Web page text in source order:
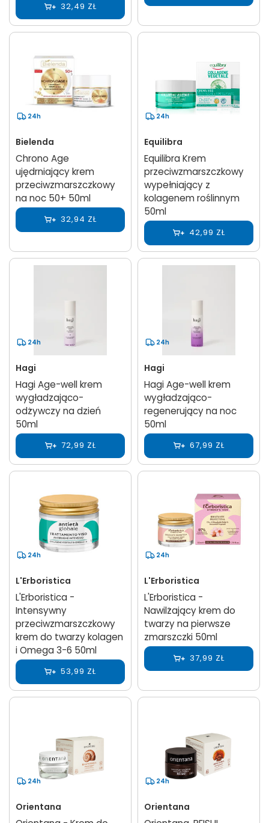
32,49 ZŁ
24h
Bielenda
Chrono Age
ujędrniający krem
przeciwzmarszczkowy
na noc 50+ 50ml
32,94 ZŁ
24h
Equilibra
Equilibra Krem
przeciwzmarszczkowy
wypełniający z
kolagenem roślinnym
50ml
42,99 ZŁ
24h
Hagi
Hagi Age-well krem
wygładzająco-
odżywczy na dzień
50ml
72,99 ZŁ
24h
Hagi
Hagi Age-well krem
wygładzająco-
regenerujący na noc
50ml
67,99 ZŁ
24h
L'Erboristica
L'Erboristica -
Intensywny
przeciwzmarszczkowy
krem do twarzy kolagen
i Omega 3-6 50ml
53,99 ZŁ
24h
L'Erboristica
L'Erboristica -
Nawilżający krem do
twarzy na pierwsze
zmarszczki 50ml
37,99 ZŁ
24h
Orientana
24h
Orientana